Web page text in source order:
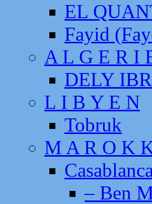
EL
Fayid
A L G E R I
DELY
L I B Y E N
Tobruk
M A R O K
– Ben